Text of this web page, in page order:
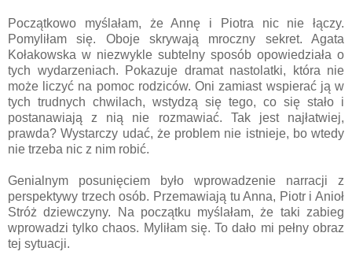
Początkowo myślałam, że Annę i Piotra nic nie łączy.
Pomyliłam się. Oboje skrywają mroczny sekret. Agata
Kołakowska w niezwykle subtelny sposób opowiedziała o
tych wydarzeniach. Pokazuje dramat nastolatki, która nie
może liczyć na pomoc rodziców. Oni zamiast wspierać ją w
tych trudnych chwilach, wstydzą się tego, co się stało i
postanawiają z nią nie rozmawiać. Tak jest najłatwiej,
prawda? Wystarczy udać, że problem nie istnieje, bo wtedy
nie trzeba nic z nim robić.
Genialnym posunięciem było wprowadzenie narracji z
perspektywy trzech osób. Przemawiają tu Anna, Piotr i Anioł
Stróż dziewczyny. Na początku myślałam, że taki zabieg
wprowadzi tylko chaos. Myliłam się. To dało mi pełny obraz
tej sytuacji.